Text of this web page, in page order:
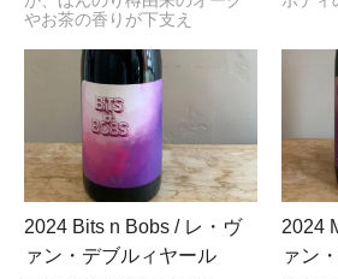
やお茶の香りが下支え
2024 Bits n Bobs / レ・ヴ
ァン・デブルィヤール
2024
ァン